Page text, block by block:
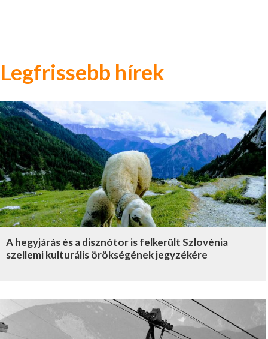
Legfrissebb hírek
A hegyjárás és a disznótor is felkerült Szlovénia
szellemi kulturális örökségének jegyzékére